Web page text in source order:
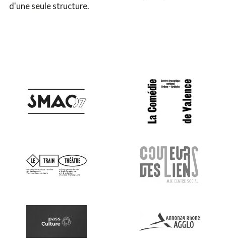
d'une seule structure.